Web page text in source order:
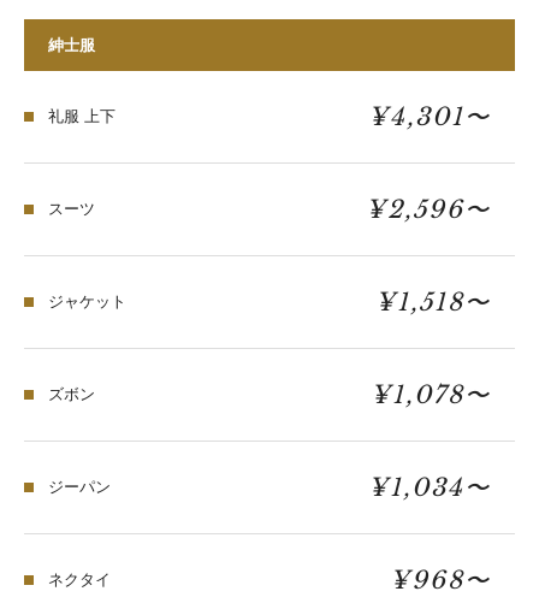
紳士服
礼服 上下 ¥4,301〜
スーツ ¥2,596〜
ジャケット ¥1,518〜
ズボン ¥1,078〜
ジーパン ¥1,034〜
ネクタイ ¥968〜